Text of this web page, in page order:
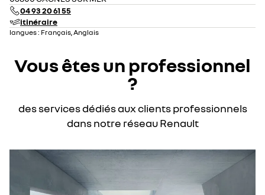
04 93 20 61 55
itinéraire
langues : Français, Anglais
Vous êtes un professionnel
?
des services dédiés aux clients professionnels
dans notre réseau Renault